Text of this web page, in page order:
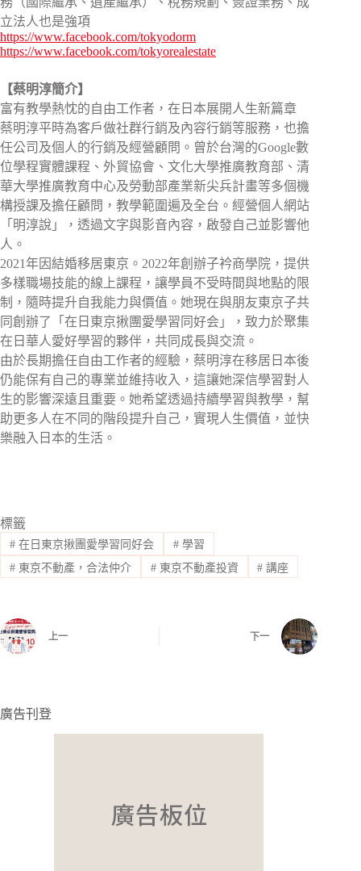
立法人也是強項
https://www.facebook.com/tokyodorm
https://www.facebook.com/tokyorealestate
【蔡明淳簡介】
富有教學熱忱的自由工作者，在日本展開人生新篇章
蔡明淳平時為客戶做社群行銷及內容行銷等服務，也擔
任公司及個人的行銷及經營顧問。曾於台灣的Google數
位學程實體課程、外貿協會、文化大學推廣教育部、清
華大學推廣教育中心及勞動部產業新尖兵計畫等多個機
構授課及擔任顧問，教學範圍遍及全台。經營個人網站
「明淳說」，透過文字與影音內容，啟發自己並影響他
人。
2021年因結婚移居東京。2022年創辦子衿商學院，提供
多樣職場技能的線上課程，讓學員不受時間與地點的限
制，隨時提升自我能力與價值。她現在與朋友東京子共
同創辦了「在日東京揪團愛學習同好会」，致力於聚集
在日華人愛好學習的夥伴，共同成長與交流。
由於長期擔任自由工作者的經驗，蔡明淳在移居日本後
仍能保有自己的專業並維持收入，這讓她深信學習對人
生的影響深遠且重要。她希望透過持續學習與教學，幫
助更多人在不同的階段提升自己，實現人生價值，並快
樂融入日本的生活。
標籤
#在日東京揪團愛學習同好会 #學習
#東京不動產，合法仲介 #東京不動產投資 # 講座
上一 下一
廣告刊登